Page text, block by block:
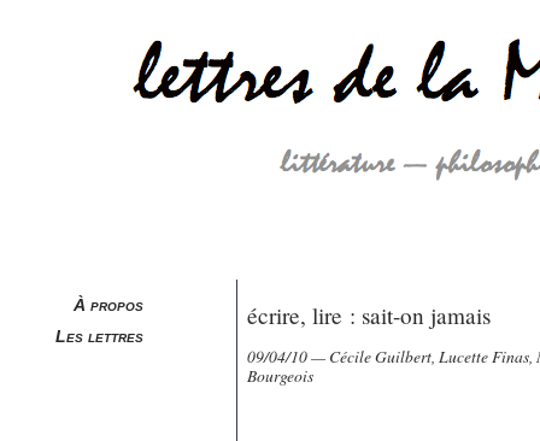
À propos
Les lettres
écrire, lire : sait-on jamais
09/04/10 — Cécile Guilbert, Lucette Finas,
Bourgeois